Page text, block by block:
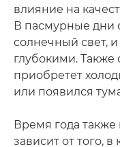
влияние на
В пасмурные дни
солнечный свет,
глубокими. Также
приобретет
или появился
Время года
зависит от того,